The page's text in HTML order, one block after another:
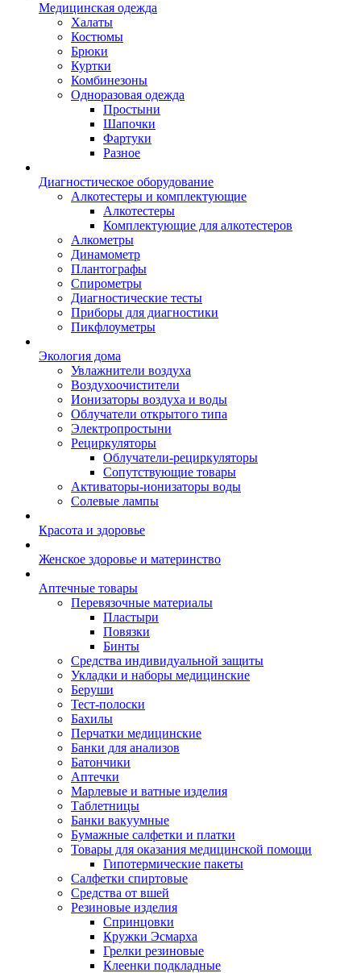
Медицинская одежда
Халаты
Костюмы
Брюки
Куртки
Комбинезоны
Одноразовая одежда
Простыни
Шапочки
Фартуки
Разное
Диагностическое оборудование
Алкотестеры и комплектующие
Алкотестеры
Комплектующие для алкотестеров
Алкометры
Динамометр
Плантографы
Спирометры
Диагностические тесты
Приборы для диагностики
Пикфлоуметры
Экология дома
Увлажнители воздуха
Воздухоочистители
Ионизаторы воздуха и воды
Облучатели открытого типа
Электропростыни
Рециркуляторы
Облучатели-рециркуляторы
Сопутствующие товары
Активаторы-ионизаторы воды
Солевые лампы
Красота и здоровье
Женское здоровье и материнство
Аптечные товары
Перевязочные материалы
Пластыри
Повязки
Бинты
Средства индивидуальной защиты
Укладки и наборы медицинские
Беруши
Тест-полоски
Бахилы
Перчатки медицинские
Банки для анализов
Батончики
Аптечки
Марлевые и ватные изделия
Таблетницы
Банки вакуумные
Бумажные салфетки и платки
Товары для оказания медицинской помощи
Гипотермические пакеты
Салфетки спиртовые
Средства от вшей
Резиновые изделия
Спринцовки
Кружки Эсмарха
Грелки резиновые
Клеенки подкладные